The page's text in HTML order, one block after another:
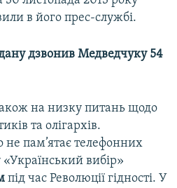
в його прес-службі.
дзвонив Медведчуку 54
на низку питань щодо
та олігархів.
пам’ятає телефонних
«Український вибір»
під час Революції гідності. У